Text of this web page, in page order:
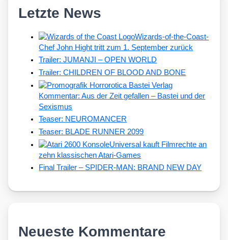
Letzte News
Wizards-of-the-Coast-
Chef John Hight tritt zum 1. September zurück
Trailer: JUMANJI – OPEN WORLD
Trailer: CHILDREN OF BLOOD AND BONE
Kommentar: Aus der Zeit gefallen – Bastei und der
Sexismus
Teaser: NEUROMANCER
Teaser: BLADE RUNNER 2099
Universal kauft Filmrechte an
zehn klassischen Atari-Games
Final Trailer – SPIDER-MAN: BRAND NEW DAY
Neueste Kommentare